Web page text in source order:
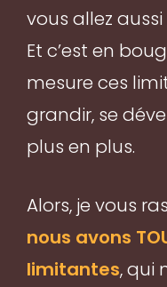
vous allez
Et c’est en
mesure ces
grandir, se
plus en plus.
Alors, je vous
nous avons
limitantes, qui